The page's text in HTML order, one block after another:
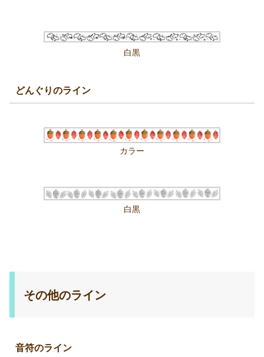
白黒
どんぐりのライン
カラー
白黒
その他のライン
音符のライン